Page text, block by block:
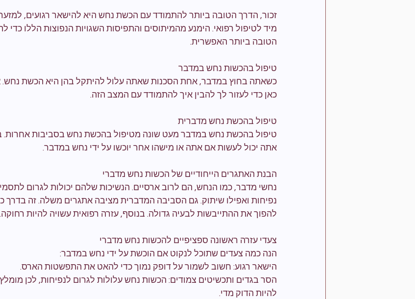
זכור, הדרך הטובה ביותר להתמודד עם הכשת נחש היא להישאר רגועים,
מיד לטיפול רפואי. הימנע מהמיתוסים והתפיסות השגויות הנפוצות הללו
הטובה ביותר האפשרית.
טיפול בהכשות נחש במדבר
כשאתה בחוץ במדבר, אחת הסכנות שאתה עלול להיתקל בהן היא הכשת נחש.
כאן כדי לעזור לך להבין איך להתמודד עם המצב הזה.
טיפול בהכשת נחש מדברית
טיפול בהכשת נחש במדבר מעט שונה מטיפול בהכשת נחש בסביבות אחרות.
אתה יכול לעשות אם אתה או מישהו אחר יוכשו על ידי נחש במדבר.
הבנת האתגרים הייחודיים של הכשות נחש מדברי
נחשי מדבר, כמו הנחש, הם לרוב ארסיים. הנשיכות שלהם יכולות לגרום
נפיחות ואפילו שיתוק. גם הסביבה המדברית מציבה אתגרים משלה. זה בדרך
להפוך את ההתייבשות לבעיה גדולה. בנוסף, עזרה רפואית עשויה להיות רחוקה.
צעדי עזרה ראשונה ספציפיים להכשות נחש מדברי
הנה כמה צעדים שתוכל לנקוט אם הוכשת על ידי נחש במדבר:
הישאר רגוע: חשוב לשמור על דופק נמוך כדי להאט את התפשטות הארס.
הסר בגדים ותכשיטים צמודים: הכשות נחש עלולות לגרום לנפיחות, לכן
להיות הדוק מדי.